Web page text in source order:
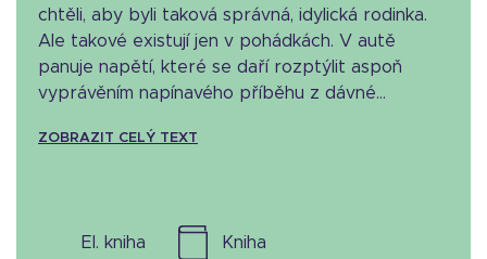
chtěli, aby byli taková správná, idylická rodinka.
Ale takové existují jen v pohádkách. V autě
panuje napětí, které se daří rozptýlit aspoň
vyprávěním napínavého příběhu z dávné...
ZOBRAZIT CELÝ TEXT
el. kniha kniha